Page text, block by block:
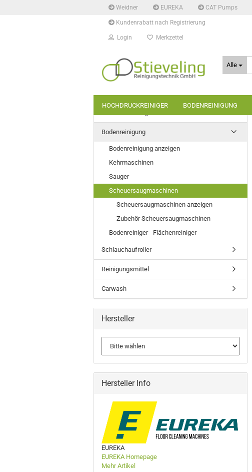
Weidner EUREKA CAT Pumps
Kundenrabatt nach Registrierung
Login Merkzettel
Alle
HOCHDRUCKREINIGER BODENREINIGUNG
Bodenreinigung
Bodenreinigung anzeigen
Kehrmaschinen
Sauger
Scheuersaugmaschinen
Scheuersaugmaschinen anzeigen
Zubehör Scheuersaugmaschinen
Bodenreiniger - Flächenreiniger
Schlauchaufroller
Reinigungsmittel
Carwash
Hersteller
Hersteller Info
EUREKA
EUREKA Homepage
Mehr Artikel